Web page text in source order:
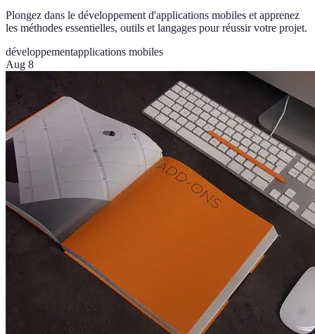
Plongez dans le développement d'applications mobiles et apprenez
les méthodes essentielles, outils et langages pour réussir votre projet.
développementapplications mobiles
Aug 8